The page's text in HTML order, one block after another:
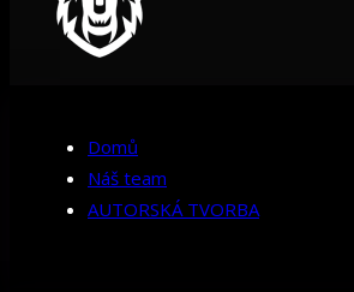
Domů
Náš team
AUTORSKÁ TVORBA